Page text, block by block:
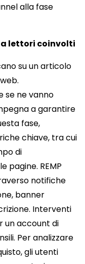
alla fase
lettori coinvolti
su un articolo
se ne vanno
a garantire
fase,
chiave, tra cui
di
pagine. REMP
notifiche
banner
Interventi
un account di
Per analizzare
gli utenti